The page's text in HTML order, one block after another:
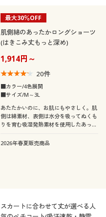
最大30％OFF
肌側綿のあったかロングショーツ
(はきこみ丈もっと深め)
1,914円～
20件
■カラー/4色展開
■サイズ/M～3L
あたたかいのに、お肌にもやさしく。肌
側は綿素材、表側は水分を吸ってぬくも
りを育む吸湿発熱素材を使用したあった
2026年春夏販売商品
スカートに合わせて丈が選べる人